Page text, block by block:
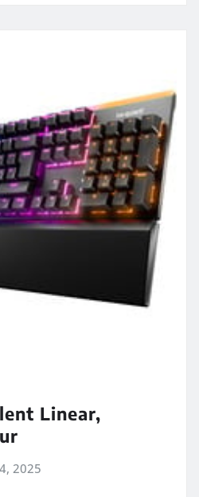
Linear,
2025